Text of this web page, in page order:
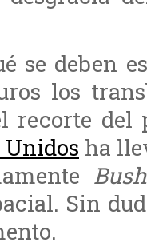
se deben
los
recorte del
Unidos ha
Bush
Sin